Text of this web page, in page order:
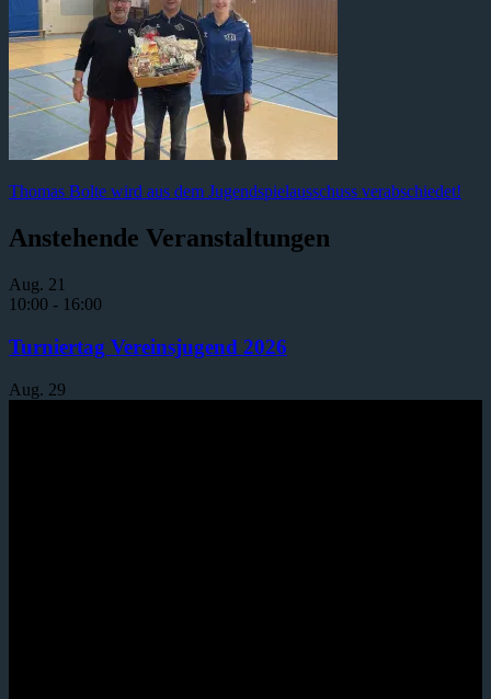
Beitragsnavigation
Vorheriger
Thomas Bolte wird aus dem Jugendspielausschuss verabschiedet!
Anstehende Veranstaltungen
Aug. 21
10:00 - 16:00
Turniertag Vereinsjugend 2026
Aug. 29